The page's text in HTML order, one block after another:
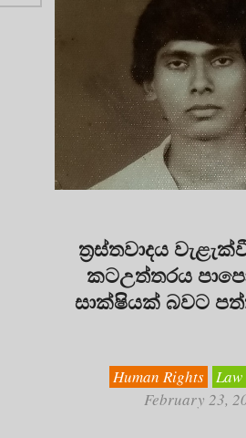
ත්‍රස්තවාදය
කටඋත්තරය
සාක්ෂියක් බවට
Human Rights Law
February 23,